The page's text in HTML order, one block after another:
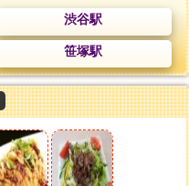
渋谷駅
笹塚駅